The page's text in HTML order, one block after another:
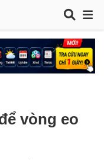
vòng eo